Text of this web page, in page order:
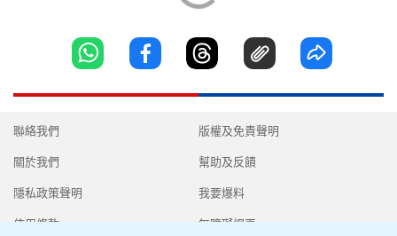
聯絡我們
關於我們
隱私政策聲明
使用條款
版權及免責聲明
幫助及反饋
我要爆料
無障礙網頁